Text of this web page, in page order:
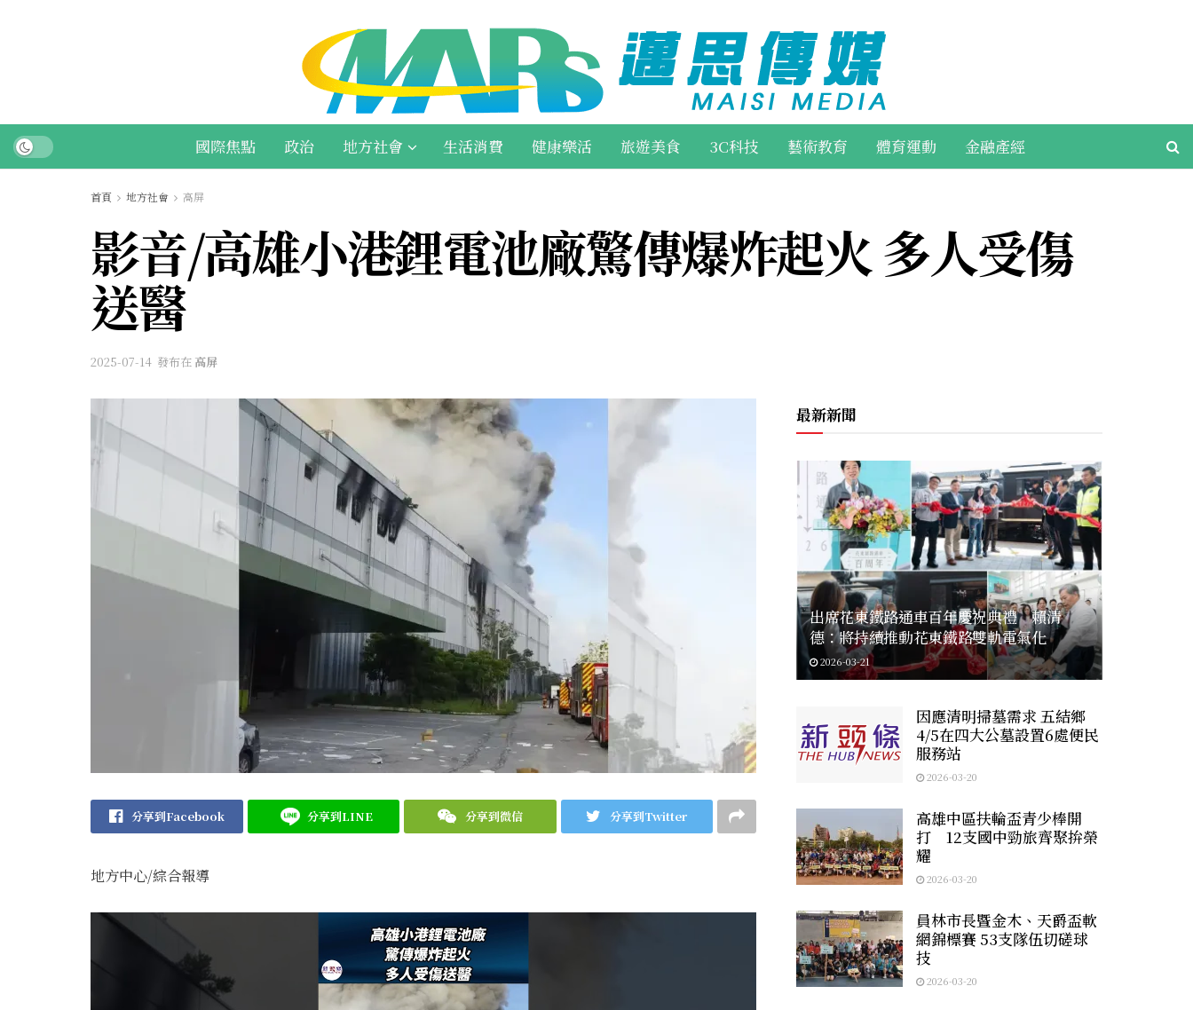
國際焦點 政治 地方社會 生活消費 健康樂活 旅遊美食 3C科技 藝術教育 體育運動 金融產經
首頁 地方社會 高屏
影音/高雄小港鋰電池廠驚傳爆炸起火 多人受傷
送醫
2025-07-14 發布在 高屏
分享到Facebook 分享到LINE 分享到微信 分享到Twitter
地方中心/綜合報導
最新新聞
出席花東鐵路通車百年慶祝典禮 賴清
德：將持續推動花東鐵路雙軌電氣化
2026-03-21
因應清明掃墓需求 五結鄉
4/5在四大公墓設置6處便民
服務站
2026-03-20
高雄中區扶輪盃青少棒開
打 12支國中勁旅齊聚拚榮
耀
2026-03-20
員林市長暨金木、天爵盃軟
網錦標賽 53支隊伍切磋球
技
2026-03-20